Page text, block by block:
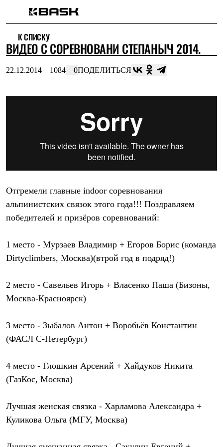
Интернет-магазин
Мужская одежда
Утепленная пухом
Куртки
Брюки
Комбинезоны
Куртки
Флисовая одежда
Брюки
Жилеты
Среднее термобелье
Легкое термобелье
Лёгкая одежда
Рубашки
Толстовки
Брюки
Женская одежда
Куртки
Утепленная синтетикой
Куртки
Куртки
Софтшелл одежда
Куртки
Лёгкая одежда
К СПИСКУ
ВИДЕО С СОРЕВНОВАНИ СТЕПАНЫЧ 2014.
22.12.2014 1084 0ПОДЕЛИТЬСЯ
Отгремели главные indoor соревнования
альпинистских связок этого года!!! Поздравляем
победителей и призёров соревнований:
1 место - Мурзаев Владимир + Егоров Борис (команда
Dirtyclimbers, Москва)(втрой год в подряд!)
2 место - Савельев Игорь + Власенко Паша (Бизоны,
Москва-Красноярск)
3 место - Зыбалов Антон + Воробьёв Константин
(ФАСЛ С-Петербург)
4 место - Глошкин Арсений + Хайдуков Никита
(ГазКос, Москва)
Лучшая женская связка - Харламова Александра +
Куликова Ольга (МГУ, Москва)